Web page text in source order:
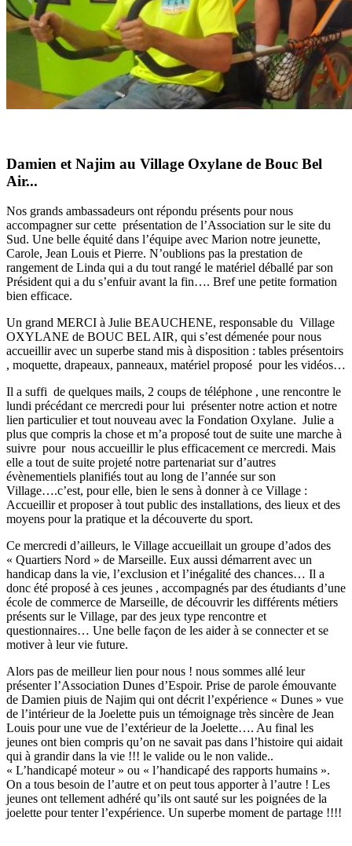
Damien et Najim au Village Oxylane de Bouc Bel
Air...
Nos grands ambassadeurs ont répondu présents pour nous
accompagner sur cette présentation de l’Association sur le site du
Sud. Une belle équité dans l’équipe avec Marion notre jeunette,
Carole, Jean Louis et Pierre. N’oublions pas la prestation de
rangement de Linda qui a du tout rangé le matériel déballé par son
Président qui a du s’enfuir avant la fin…. Bref une petite formation
bien efficace.
Un grand MERCI à Julie BEAUCHENE, responsable du Village
OXYLANE de BOUC BEL AIR, qui s’est démenée pour nous
accueillir avec un superbe stand mis à disposition : tables présentoirs
, moquette, drapeaux, panneaux, matériel proposé pour les vidéos…
Il a suffi de quelques mails, 2 coups de téléphone , une rencontre le
lundi précédant ce mercredi pour lui présenter notre action et notre
lien particulier et tout nouveau avec la Fondation Oxylane. Julie a
plus que compris la chose et m’a proposé tout de suite une marche à
suivre pour nous accueillir le plus efficacement ce mercredi. Mais
elle a tout de suite projeté notre partenariat sur d’autres
évènementiels planifiés tout au long de l’année sur son
Village….c’est, pour elle, bien le sens à donner à ce Village :
Accueillir et proposer à tout public des installations, des lieux et des
moyens pour la pratique et la découverte du sport.
Ce mercredi d’ailleurs, le Village accueillait un groupe d’ados des
« Quartiers Nord » de Marseille. Eux aussi démarrent avec un
handicap dans la vie, l’exclusion et l’inégalité des chances… Il a
donc été proposé à ces jeunes , accompagnés par des étudiants d’une
école de commerce de Marseille, de découvrir les différents métiers
présents sur le Village, par des jeux type rencontre et
questionnaires… Une belle façon de les aider à se connecter et se
motiver à leur vie future.
Alors pas de meilleur lien pour nous ! nous sommes allé leur
présenter l’Association Dunes d’Espoir. Prise de parole émouvante
de Damien piuis de Najim qui ont décrit l’expérience « Dunes » vue
de l’intérieur de la Joelette puis un témoignage très sincère de Jean
Louis pour une vue de l’extérieur de la Joelette…. Au final les
jeunes ont bien compris qu’on ne savait pas dans l’histoire qui aidait
qui à grandir dans la vie !!! le valide ou le non valide..
« L’handicapé moteur » ou « l’handicapé des rapports humains ».
On a tous besoin de l’autre et on peut tous apporter à l’autre ! Les
jeunes ont tellement adhéré qu’ils ont sauté sur les poignées de la
joelette pour tenter l’expérience. Un superbe moment de partage !!!!